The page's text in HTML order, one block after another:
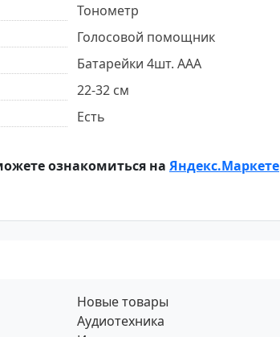
Тонометр
Голосовой помощник
Батарейки 4шт. ААА
22-32 см
Есть
ознакомиться на Яндекс.Маркете
Новые товары
Аудиотехника